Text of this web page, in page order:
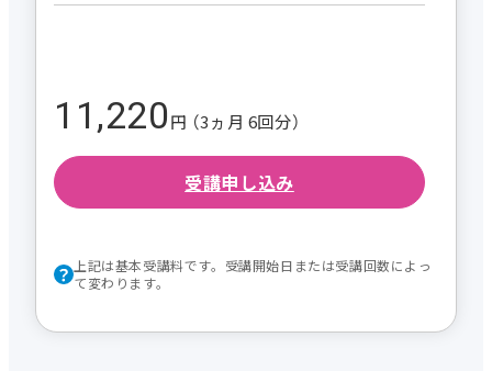
11,220円 （3ヵ月 6回分）
受講申し込み
上記は基本受講料です。受講開始日または受講回数によっ
て変わります。